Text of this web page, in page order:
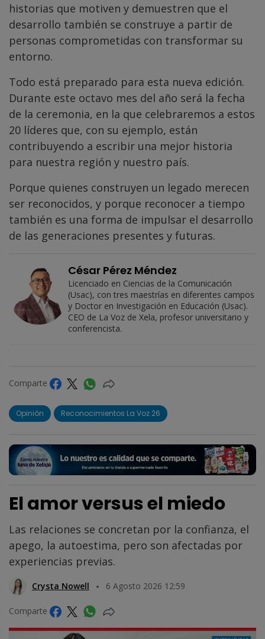
historias que motiven y demuestren que el
desarrollo también se construye a partir de
personas comprometidas con transformar su
entorno.
Todo está preparado para esta nueva edición.
Durante este octavo mes del año será la fecha
de la ceremonia, en la que celebraremos a estos
20 líderes que, con su ejemplo, están
contribuyendo a escribir una mejor historia
para nuestra región y nuestro país.
Porque quienes construyen un legado merecen
ser reconocidos, y porque reconocer a tiempo
también es una forma de impulsar el desarrollo
de las generaciones presentes y futuras.
César Pérez Méndez
Licenciado en Ciencias de la Comunicación
(Usac), con tres maestrías en diferentes campos
y Doctor en Investigación en Educación (Usac).
CEO de La Voz de Xela, profesor universitario y
conferencista.
Comparte
Opinión Reconocimientos La Voz 26
El amor versus el miedo
Las relaciones se concretan por la confianza, el
apego, la autoestima, pero son afectadas por
experiencias previas.
Crysta Nowell 6 Agosto 2026 12:59
Comparte